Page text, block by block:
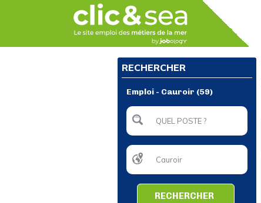
RECHERCHER
Emploi - Cauroir (59)
RECHERCHER